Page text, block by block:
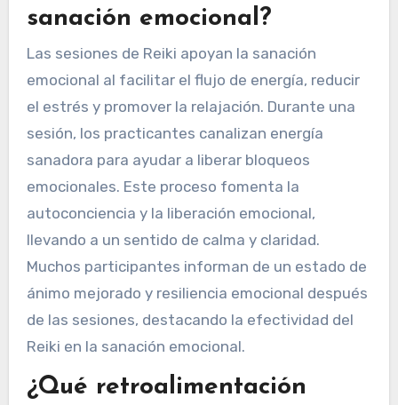
sanación emocional?
Las sesiones de Reiki apoyan la sanación
emocional al facilitar el flujo de energía, reducir
el estrés y promover la relajación. Durante una
sesión, los practicantes canalizan energía
sanadora para ayudar a liberar bloqueos
emocionales. Este proceso fomenta la
autoconciencia y la liberación emocional,
llevando a un sentido de calma y claridad.
Muchos participantes informan de un estado de
ánimo mejorado y resiliencia emocional después
de las sesiones, destacando la efectividad del
Reiki en la sanación emocional.
¿Qué retroalimentación